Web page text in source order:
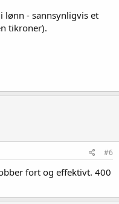
lønn - sannsynligvis et
tikroner).
#6
fort og effektivt. 400